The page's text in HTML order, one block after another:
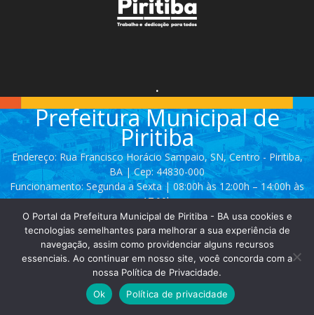
.
Prefeitura Municipal de
Piritiba
Endereço: Rua Francisco Horácio Sampaio, SN, Centro - Piritiba,
BA | Cep: 44830-000
Funcionamento: Segunda a Sexta | 08:00h às 12:00h – 14:00h às
17:00h
Telefone: (74) 3628 - 2111 / 3628 - 2153
Contato:comunicacao@piritiba.ba.gov.br
© Copyright 2025 | Todos os direitos reservados - Prefeitura de Piritiba
O Portal da Prefeitura Municipal de Piritiba - BA usa cookies e
tecnologias semelhantes para melhorar a sua experiência de
navegação, assim como providenciar alguns recursos
essenciais. Ao continuar em nosso site, você concorda com a
nossa Política de Privacidade.
Ok
Política de privacidade